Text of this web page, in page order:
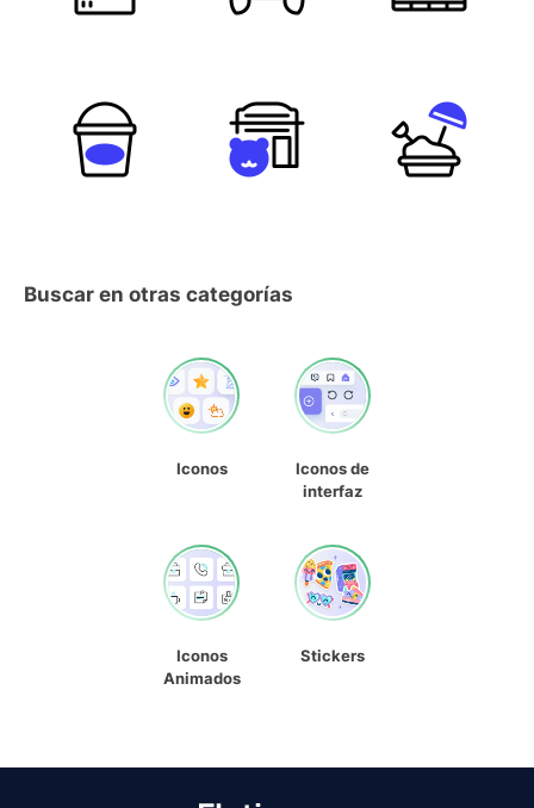
Buscar en otras categorías
Iconos
Iconos de
interfaz
Iconos
Animados
Stickers